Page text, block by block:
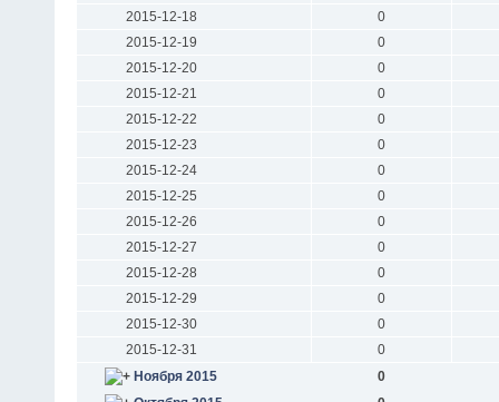
2015-12-18
0
2015-12-19
0
2015-12-20
0
2015-12-21
0
2015-12-22
0
2015-12-23
0
2015-12-24
0
2015-12-25
0
2015-12-26
0
2015-12-27
0
2015-12-28
0
2015-12-29
0
2015-12-30
0
2015-12-31
0
Ноября 2015
0